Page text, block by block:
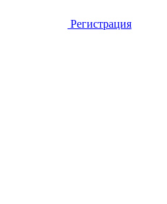
Регистрация